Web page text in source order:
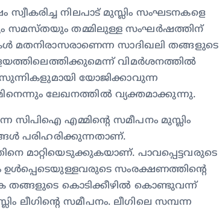
നിലപാട് മുസ്ലിം സംഘടനകളെ
സമസ്തയും തമ്മിലുള്ള സംഘർഷത്തിന്
മതനിരാസരാണെന്ന സാദിഖലി തങ്ങളുടെ
വിമർശനത്തിൽ
യോജിക്കാവുന്ന
ലേഖനത്തിൽ വ്യക്തമാക്കുന്നു.
സിപിഐ എമ്മിന്റെ സമീപനം മുസ്ലിം
പരിഹരിക്കുന്നതാണ്.
മാറ്റിയെടുക്കുകയാണ്. പാവപ്പെട്ടവരുടെ
ഉൾപ്പെടെയുള്ളവരുടെ സംരക്ഷണത്തിന്റെ
തങ്ങളുടെ കൊടിക്കീഴിൽ കൊണ്ടുവന്ന്‌
സമീപനം. ലീഗിലെ സമ്പന്ന